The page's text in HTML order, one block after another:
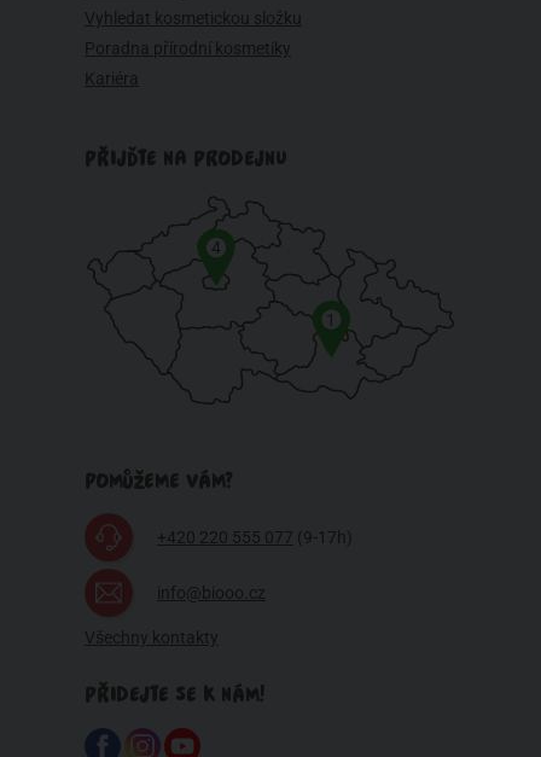
Vyhledat kosmetickou složku
Poradna přírodní kosmetiky
Kariéra
PŘIJĎTE NA PRODEJNU
1
4
POMŮŽEME VÁM?
+420 220 555 077 (9-17h)
info@biooo.cz
Všechny kontakty
PŘIDEJTE SE K NÁM!